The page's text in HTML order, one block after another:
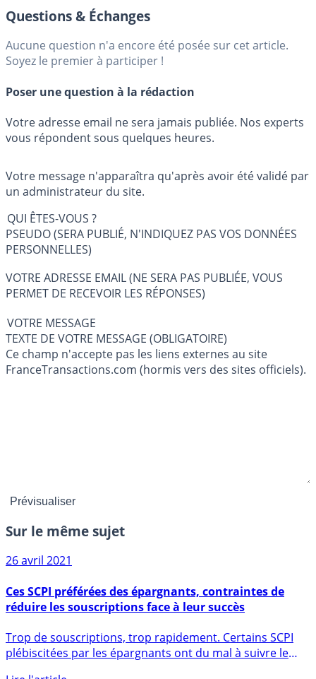
Questions & Échanges
Aucune question n'a encore été posée sur cet article.
Soyez le premier à participer !
Poser une question à la rédaction
Votre adresse email ne sera jamais publiée. Nos experts
vous répondent sous quelques heures.
Votre message n'apparaîtra qu'après avoir été validé par
un administrateur du site.
QUI ÊTES-VOUS ?
PSEUDO (SERA PUBLIÉ, N'INDIQUEZ PAS VOS DONNÉES
PERSONNELLES)
VOTRE ADRESSE EMAIL (NE SERA PAS PUBLIÉE, VOUS
PERMET DE RECEVOIR LES RÉPONSES)
VOTRE MESSAGE
TEXTE DE VOTRE MESSAGE (OBLIGATOIRE)
Ce champ n'accepte pas les liens externes au site
FranceTransactions.com (hormis vers des sites officiels).
Sur le même sujet
26 avril 2021
Ces SCPI préférées des épargnants, contraintes de
réduire les souscriptions face à leur succès